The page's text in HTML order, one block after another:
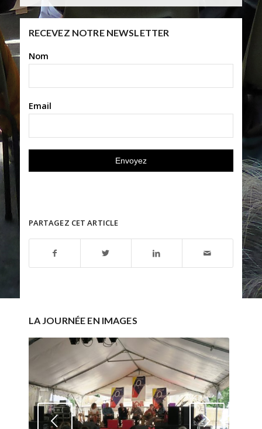
RECEVEZ NOTRE NEWSLETTER
Nom
Email
PARTAGEZ CET ARTICLE
LA JOURNÉE EN IMAGES
Suivant